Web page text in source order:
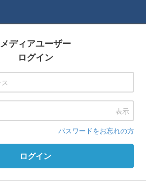
メディアユーザー
ログイン
表示
パスワードをお忘れの方
ログイン